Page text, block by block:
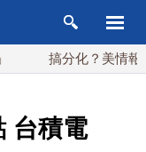
搞分化？美情報：普
台積電